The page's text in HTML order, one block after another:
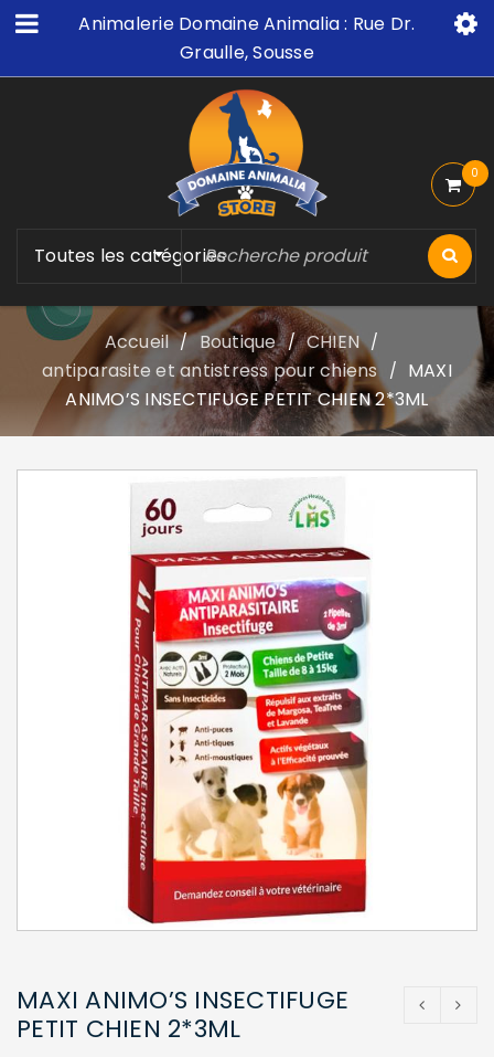
Animalerie Domaine Animalia : Rue Dr.
Graulle, Sousse
Toutes les catégories
0
Accueil / Boutique / CHIEN /
antiparasite et antistress pour chiens / MAXI
ANIMO’S INSECTIFUGE PETIT CHIEN 2*3ML
MAXI ANIMO’S INSECTIFUGE
PETIT CHIEN 2*3ML